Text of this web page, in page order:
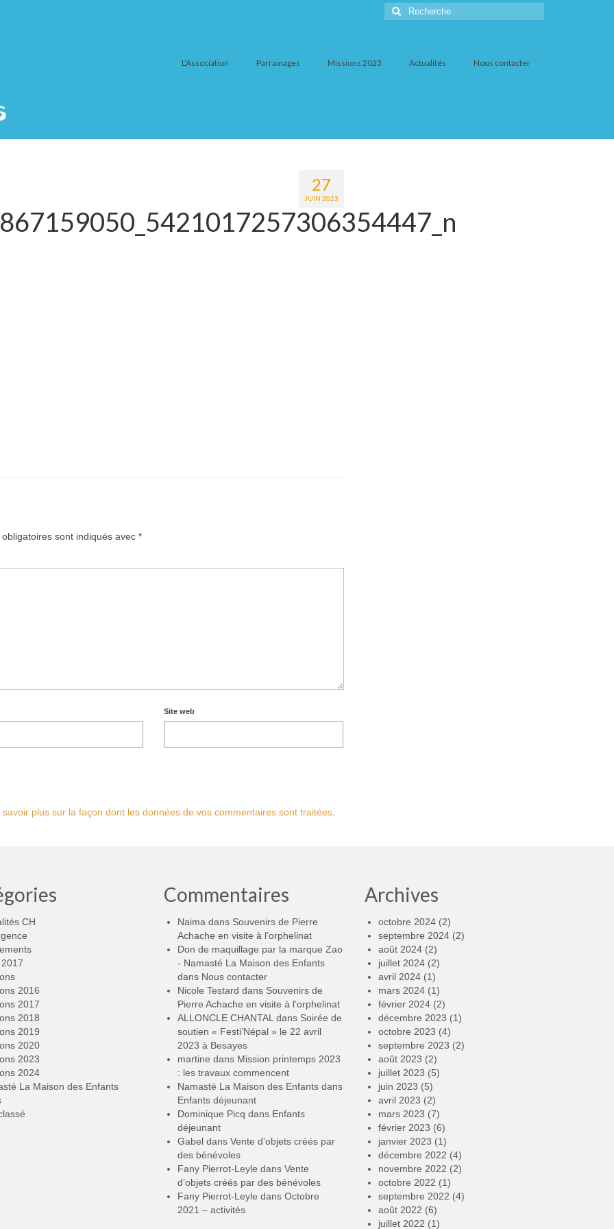
Rechercher
:
L’Association Parrainages Missions 2023 Actualités Nous contacter
27
JUIN 2023
sont indiqués avec *
Site web
savoir plus sur la façon dont les données de vos commentaires sont traitées
CH
2016
2017
2018
2019
2020
2023
2024
La Maison des Enfants
Commentaires
Naima dans Souvenirs de Pierre
Achache en visite à l’orphelinat
Don de maquillage par la marque Zao
- Namasté La Maison des Enfants
dans Nous contacter
Nicole Testard dans Souvenirs de
Pierre Achache en visite à l’orphelinat
ALLONCLE CHANTAL dans Soirée de
soutien « Festi’Népal » le 22 avril
2023 à Besayes
martine dans Mission printemps 2023
: les travaux commencent
Namasté La Maison des Enfants dans
Enfants déjeunant
Dominique Picq dans Enfants
déjeunant
Gabel dans Vente d’objets créés par
des bénévoles
Fany Pierrot-Leyle dans Vente
d’objets créés par des bénévoles
Fany Pierrot-Leyle dans Octobre
2021 – activités
Archives
octobre 2024(2)
septembre 2024(2)
août 2024(2)
juillet 2024(2)
avril 2024(1)
mars 2024(1)
février 2024(2)
décembre 2023 (1)
octobre 2023 (4)
septembre 2023 (2)
août 2023 (2)
juillet 2023 (5)
juin 2023 (5)
avril 2023 (2)
mars 2023 (7)
février 2023 (6)
janvier 2023 (1)
décembre 2022 (4)
novembre 2022 (2)
octobre 2022 (1)
septembre 2022 (4)
août 2022 (6)
juillet 2022 (1)